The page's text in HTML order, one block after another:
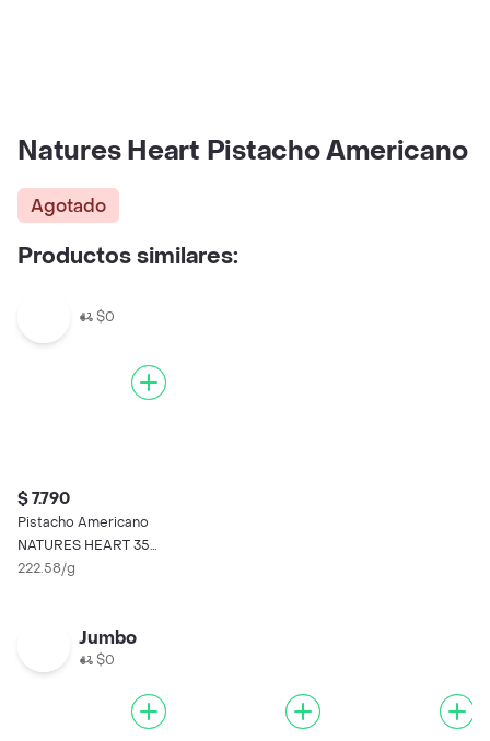
Natures Heart Pistacho Americano
Agotado
Productos similares:
$0
$ 7.790
Pistacho Americano
NATURES HEART 35
gr
222.58/g
Jumbo
$0